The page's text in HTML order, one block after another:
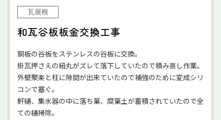
瓦屋根
和瓦谷板板金交換工事
銅板の谷板をステンレスの谷板に交換。
掛瓦押さえの紐丸がズレて落下していたので積み直し作業。
外壁聚楽と柱に隙間が出来ていたので補強のために変成シリ
コンで塞ぐ。
軒樋、集水器の中に落ち葉、腐葉土が蓄積されていたので全
ての樋掃除。